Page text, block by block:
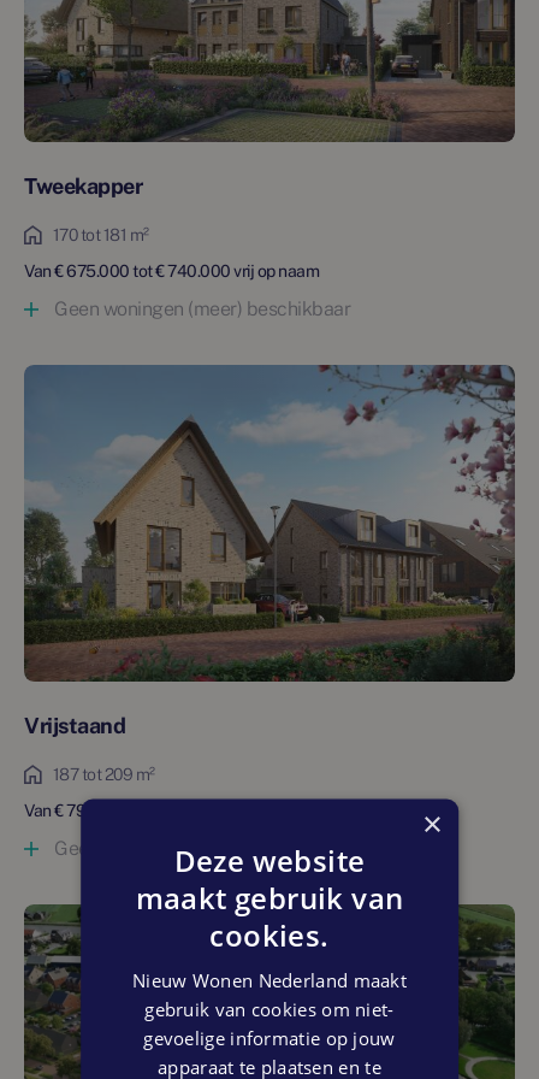
Tweekapper
170 tot 181 m²
Van € 675.000 tot € 740.000 vrij op naam
Geen woningen (meer) beschikbaar
Vrijstaand
187 tot 209 m²
Van € 795.000 tot € 975.000 vrij op naam
Geen woningen (meer) beschikbaar
×
Deze website
maakt gebruik van
cookies.
Nieuw Wonen Nederland maakt
gebruik van cookies om niet-
gevoelige informatie op jouw
apparaat te plaatsen en te